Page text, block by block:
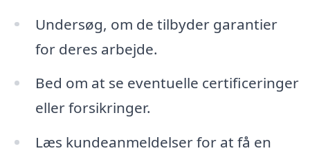
Undersøg, om de tilbyder garantier
for deres arbejde.
Bed om at se eventuelle certificeringer
eller forsikringer.
Læs kundeanmeldelser for at få en